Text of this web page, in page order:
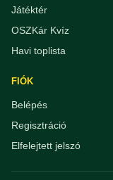
Játéktér
OSZKár Kvíz
Havi toplista
FIÓK
Belépés
Regisztráció
Elfelejtett jelszó